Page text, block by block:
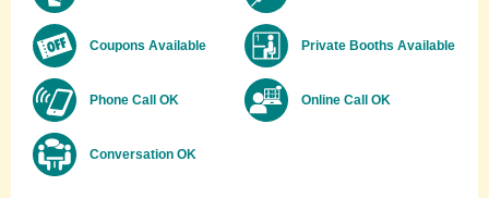
Coupons Available Private Booths Available
Phone Call OK Online Call OK
Conversation OK